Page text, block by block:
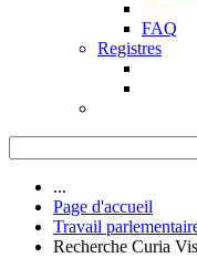
FAQ
Registres
...
Page d'accueil
Travail
Recherche Curia